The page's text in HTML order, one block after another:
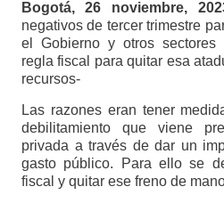
Bogotá, 26 noviembre,
negativos de tercer trimestre
el Gobierno y otros sectores
regla fiscal para quitar esa
recursos-
Las razones eran tener
debilitamiento que viene
privada a través de dar un
gasto público. Para ello se
fiscal y quitar ese freno de